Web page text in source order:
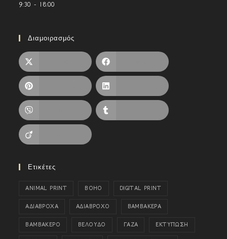
9:30 - 18:00
Διαμοιρασμός
Ετικέτες
ANIMAL PRINT BOHO DIGITAL PRINT
ΑΔΙΑΒΡΟΧΑ ΑΔΙΑΒΡΟΧΟ ΒΑΜΒΑΚΕΡΑ
ΒΑΜΒΑΚΕΡΟ ΒΕΛΟΥΔΟ ΓΑΖΑ ΕΚΤΥΠΩΣΗ